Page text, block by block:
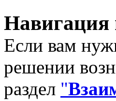
Навигация
Если вам
решении
раздел "